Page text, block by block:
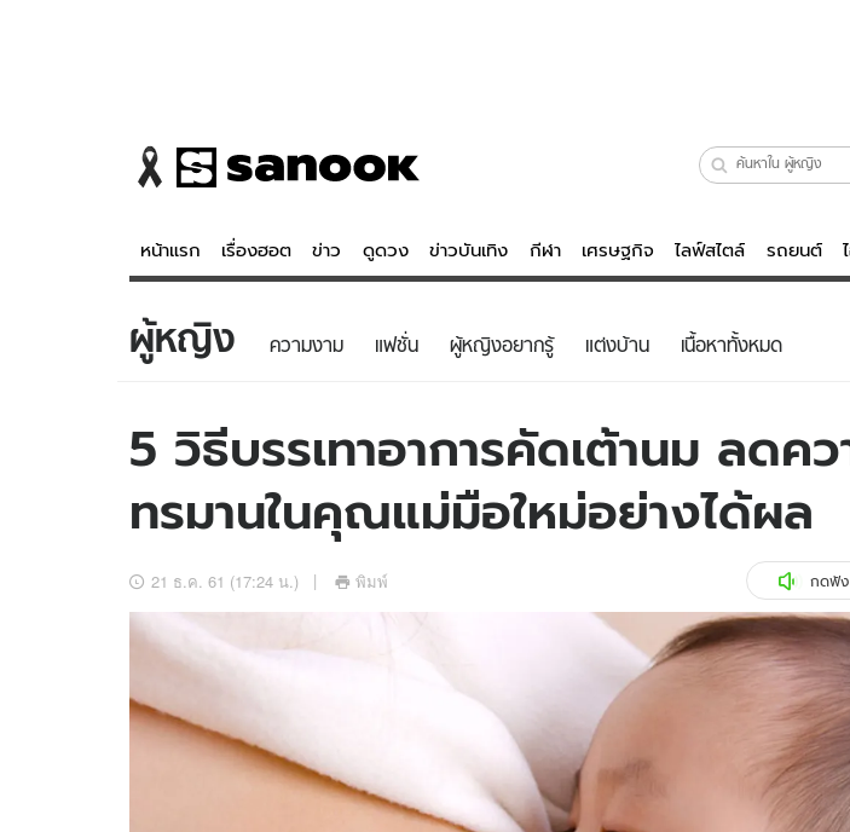
หน้าแรก เรื่องฮอต ข่าว ดูดวง ข่าวบันเทิง กีฬา เศรษฐกิจ ไลฟ์สไตล์ รถยนต์
ข่าว
ข่าวบันเทิง
ข่าวกีฬา
ข่าวเศรษฐกิจ
อัปเดตจีน
เช็กข่าวชัวร์
ดูดวง - ตรวจหวย
สถิติหวยไทย
หวยลาว
ไลฟ์สไตล์
วัยรุ่น
ไอที
รถยนต์
สุขภาพ
เที่ยว-กิน
Tasteful
Sanook
ดาวน์โหลดสนุกแอปฟรี ติดตามสนุกโซเชียลได้ที่
ผู้หญิง ความงาม แฟชั่น ผู้หญิงอยากรู้ แต่งบ้าน เนื้อหาทั้งหมด
5 วิธีบรรเทาอาการคัดเต้านม ลดค
ทรมานในคุณแม่มือใหม่อย่างได้ผล
21 ธ.ค. 61 (17:24 น.) พิมพ์ กดฟัง